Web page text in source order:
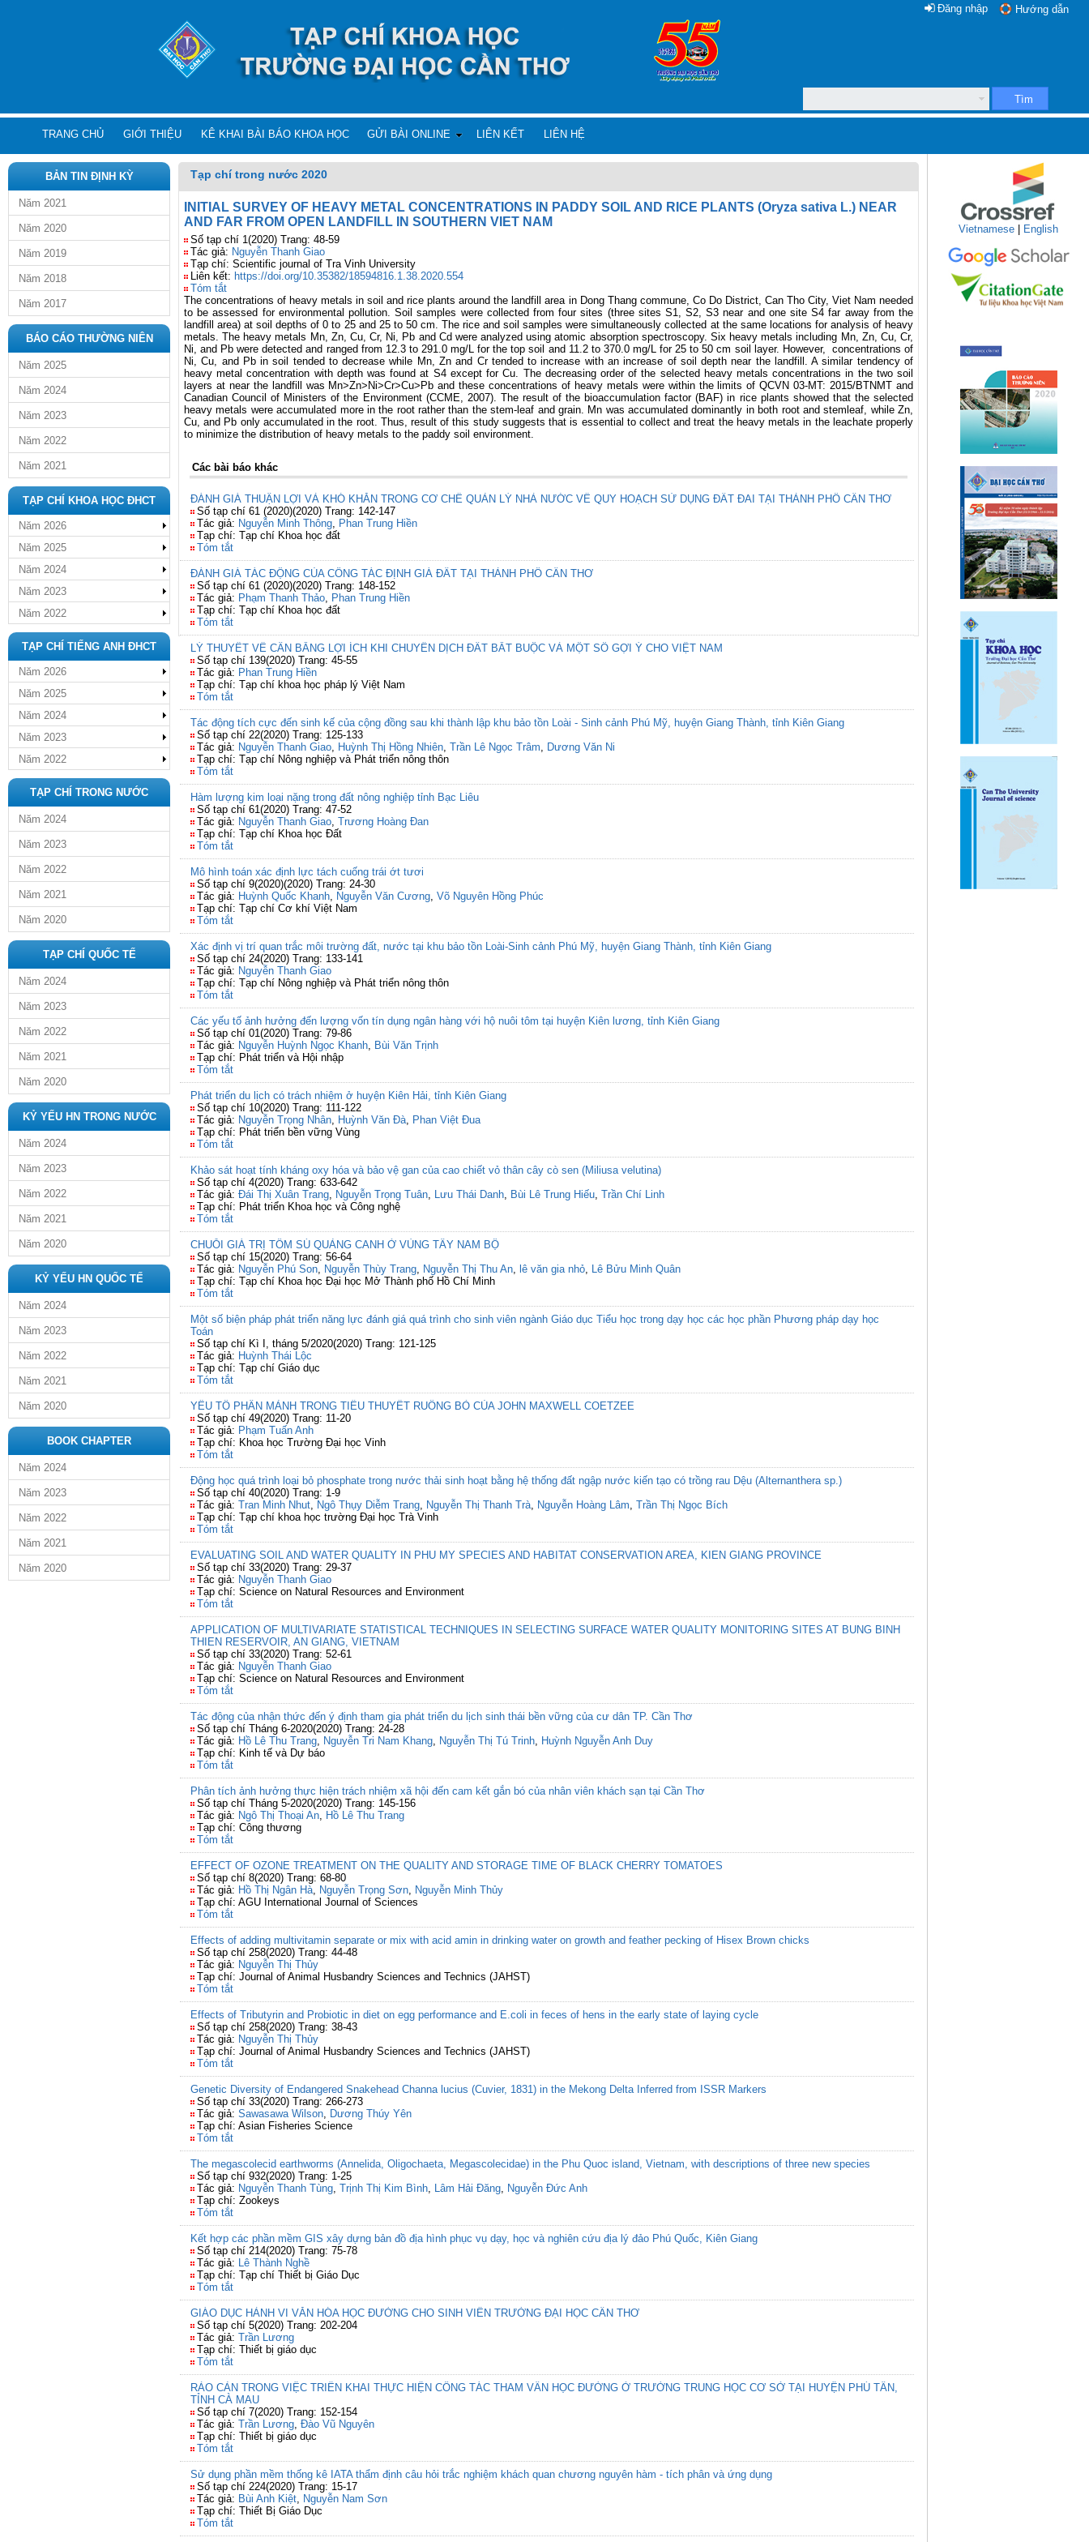
Hướng dẫn
Đăng nhập
Tìm
TRANG CHỦ GIỚI THIỆU KÊ KHAI BÀI BÁO KHOA HỌC GỬI BÀI ONLINE LIÊN KẾT LIÊN HỆ
BẢN TIN ĐỊNH KỲ
Năm 2021
Năm 2020
Năm 2019
Năm 2018
Năm 2017
BÁO CÁO THƯỜNG NIÊN
Năm 2025
Năm 2024
Năm 2023
Năm 2022
Năm 2021
TẠP CHÍ KHOA HỌC ĐHCT
Năm 2026
Năm 2025
Năm 2024
Năm 2023
Năm 2022
TẠP CHÍ TIẾNG ANH ĐHCT
Năm 2026
Năm 2025
Năm 2024
Năm 2023
Năm 2022
TẠP CHÍ TRONG NƯỚC
Năm 2024
Năm 2023
Năm 2022
Năm 2021
Năm 2020
TẠP CHÍ QUỐC TẾ
Năm 2024
Năm 2023
Năm 2022
Năm 2021
Năm 2020
KỶ YẾU HN TRONG NƯỚC
Năm 2024
Năm 2023
Năm 2022
Năm 2021
Năm 2020
KỶ YẾU HN QUỐC TẾ
Năm 2024
Năm 2023
Năm 2022
Năm 2021
Năm 2020
BOOK CHAPTER
Năm 2024
Năm 2023
Năm 2022
Năm 2021
Năm 2020
Tạp chí trong nước 2020
INITIAL SURVEY OF HEAVY METAL CONCENTRATIONS IN PADDY SOIL AND RICE PLANTS (Oryza sativa L.) NEAR
AND FAR FROM OPEN LANDFILL IN SOUTHERN VIET NAM
Số tạp chí 1(2020) Trang: 48-59
Tác giả: Nguyễn Thanh Giao
Tạp chí: Scientific journal of Tra Vinh University
Liên kết: https://doi.org/10.35382/18594816.1.38.2020.554
Tóm tắt
The concentrations of heavy metals in soil and rice plants around the landfill area in Dong Thang commune, Co Do District, Can Tho City, Viet Nam needed
to be assessed for environmental pollution. Soil samples were collected from four sites (three sites S1, S2, S3 near and one site S4 far away from the
landfill area) at soil depths of 0 to 25 and 25 to 50 cm. The rice and soil samples were simultaneously collected at the same locations for analysis of heavy
metals. The heavy metals Mn, Zn, Cu, Cr, Ni, Pb and Cd were analyzed using atomic absorption spectroscopy. Six heavy metals including Mn, Zn, Cu, Cr,
Ni, and Pb were detected and ranged from 12.3 to 291.0 mg/L for the top soil and 11.2 to 370.0 mg/L for 25 to 50 cm soil layer. However, concentrations of
Ni, Cu, and Pb in soil tended to decrease while Mn, Zn and Cr tended to increase with an increase of soil depth near the landfill. A similar tendency of
heavy metal concentration with depth was found at S4 except for Cu. The decreasing order of the selected heavy metals concentrations in the two soil
layers at near the landfill was Mn>Zn>Ni>Cr>Cu>Pb and these concentrations of heavy metals were within the limits of QCVN 03-MT: 2015/BTNMT and
Canadian Council of Ministers of the Environment (CCME, 2007). The result of the bioaccumulation factor (BAF) in rice plants showed that the selected
heavy metals were accumulated more in the root rather than the stem-leaf and grain. Mn was accumulated dominantly in both root and stemleaf, while Zn,
Cu, and Pb only accumulated in the root. Thus, result of this study suggests that is essential to collect and treat the heavy metals in the leachate properly
to minimize the distribution of heavy metals to the paddy soil environment.
Các bài báo khác
ĐÁNH GIÁ THUẬN LỢI VÀ KHÓ KHĂN TRONG CƠ CHẾ QUẢN LÝ NHÀ NƯỚC VỀ QUY HOẠCH SỬ DỤNG ĐẤT ĐAI TẠI THÀNH PHỐ CẦN THƠ
Số tạp chí 61 (2020)(2020) Trang: 142-147
Tác giả: Nguyễn Minh Thông, Phan Trung Hiền
Tạp chí: Tạp chí Khoa học đất
Tóm tắt
ĐÁNH GIÁ TÁC ĐỘNG CỦA CÔNG TÁC ĐỊNH GIÁ ĐẤT TẠI THÀNH PHỐ CẦN THƠ
Số tạp chí 61 (2020)(2020) Trang: 148-152
Tác giả: Phạm Thanh Thảo, Phan Trung Hiền
Tạp chí: Tạp chí Khoa học đất
Tóm tắt
LÝ THUYẾT VỀ CÂN BẰNG LỢI ÍCH KHI CHUYỂN DỊCH ĐẤT BẮT BUỘC VÀ MỘT SỐ GỢI Ý CHO VIỆT NAM
Số tạp chí 139(2020) Trang: 45-55
Tác giả: Phan Trung Hiền
Tạp chí: Tạp chí khoa học pháp lý Việt Nam
Tóm tắt
Tác động tích cực đến sinh kế của cộng đồng sau khi thành lập khu bảo tồn Loài - Sinh cảnh Phú Mỹ, huyện Giang Thành, tỉnh Kiên Giang
Số tạp chí 22(2020) Trang: 125-133
Tác giả: Nguyễn Thanh Giao, Huỳnh Thị Hồng Nhiên, Trần Lê Ngọc Trâm, Dương Văn Ni
Tạp chí: Tạp chí Nông nghiệp và Phát triển nông thôn
Tóm tắt
Hàm lượng kim loại nặng trong đất nông nghiệp tỉnh Bạc Liêu
Số tạp chí 61(2020) Trang: 47-52
Tác giả: Nguyễn Thanh Giao, Trương Hoàng Đan
Tạp chí: Tạp chí Khoa học Đất
Tóm tắt
Mô hình toán xác định lực tách cuống trái ớt tươi
Số tạp chí 9(2020)(2020) Trang: 24-30
Tác giả: Huỳnh Quốc Khanh, Nguyễn Văn Cương, Võ Nguyên Hồng Phúc
Tạp chí: Tạp chí Cơ khí Việt Nam
Tóm tắt
Xác định vị trí quan trắc môi trường đất, nước tại khu bảo tồn Loài-Sinh cảnh Phú Mỹ, huyện Giang Thành, tỉnh Kiên Giang
Số tạp chí 24(2020) Trang: 133-141
Tác giả: Nguyễn Thanh Giao
Tạp chí: Tạp chí Nông nghiệp và Phát triển nông thôn
Tóm tắt
Các yếu tố ảnh hưởng đến lượng vốn tín dụng ngân hàng với hộ nuôi tôm tại huyện Kiên lương, tỉnh Kiên Giang
Số tạp chí 01(2020) Trang: 79-86
Tác giả: Nguyễn Huỳnh Ngọc Khanh, Bùi Văn Trịnh
Tạp chí: Phát triển và Hội nhập
Tóm tắt
Phát triển du lịch có trách nhiệm ở huyện Kiên Hải, tỉnh Kiên Giang
Số tạp chí 10(2020) Trang: 111-122
Tác giả: Nguyễn Trọng Nhân, Huỳnh Văn Đà, Phan Việt Đua
Tạp chí: Phát triển bền vững Vùng
Tóm tắt
Khảo sát hoạt tính kháng oxy hóa và bảo vệ gan của cao chiết vỏ thân cây cò sen (Miliusa velutina)
Số tạp chí 4(2020) Trang: 633-642
Tác giả: Đái Thị Xuân Trang, Nguyễn Trọng Tuân, Lưu Thái Danh, Bùi Lê Trung Hiếu, Trần Chí Linh
Tạp chí: Phát triển Khoa học và Công nghệ
Tóm tắt
CHUỖI GIÁ TRỊ TÔM SÚ QUẢNG CANH Ở VÙNG TÂY NAM BỘ
Số tạp chí 15(2020) Trang: 56-64
Tác giả: Nguyễn Phú Son, Nguyễn Thùy Trang, Nguyễn Thị Thu An, lê văn gia nhỏ, Lê Bửu Minh Quân
Tạp chí: Tạp chí Khoa học Đại học Mở Thành phố Hồ Chí Minh
Tóm tắt
Một số biện pháp phát triển năng lực đánh giá quá trình cho sinh viên ngành Giáo dục Tiểu học trong dạy học các học phần Phương pháp dạy học
Toán
Số tạp chí Kì I, tháng 5/2020(2020) Trang: 121-125
Tác giả: Huỳnh Thái Lộc
Tạp chí: Tạp chí Giáo dục
Tóm tắt
YẾU TỐ PHÂN MẢNH TRONG TIỂU THUYẾT RUỒNG BỎ CỦA JOHN MAXWELL COETZEE
Số tạp chí 49(2020) Trang: 11-20
Tác giả: Phạm Tuấn Anh
Tạp chí: Khoa học Trường Đại học Vinh
Tóm tắt
Động học quá trình loại bỏ phosphate trong nước thải sinh hoạt bằng hệ thống đất ngập nước kiến tạo có trồng rau Dệu (Alternanthera sp.)
Số tạp chí 40(2020) Trang: 1-9
Tác giả: Tran Minh Nhut, Ngô Thụy Diễm Trang, Nguyễn Thị Thanh Trà, Nguyễn Hoàng Lâm, Trần Thị Ngọc Bích
Tạp chí: Tạp chí khoa học trường Đại học Trà Vinh
Tóm tắt
EVALUATING SOIL AND WATER QUALITY IN PHU MY SPECIES AND HABITAT CONSERVATION AREA, KIEN GIANG PROVINCE
Số tạp chí 33(2020) Trang: 29-37
Tác giả: Nguyễn Thanh Giao
Tạp chí: Science on Natural Resources and Environment
Tóm tắt
APPLICATION OF MULTIVARIATE STATISTICAL TECHNIQUES IN SELECTING SURFACE WATER QUALITY MONITORING SITES AT BUNG BINH
THIEN RESERVOIR, AN GIANG, VIETNAM
Số tạp chí 33(2020) Trang: 52-61
Tác giả: Nguyễn Thanh Giao
Tạp chí: Science on Natural Resources and Environment
Tóm tắt
Tác động của nhận thức đến ý định tham gia phát triển du lịch sinh thái bền vững của cư dân TP. Cần Thơ
Số tạp chí Tháng 6-2020(2020) Trang: 24-28
Tác giả: Hồ Lê Thu Trang, Nguyễn Tri Nam Khang, Nguyễn Thị Tú Trinh, Huỳnh Nguyễn Anh Duy
Tạp chí: Kinh tế và Dự báo
Tóm tắt
Phân tích ảnh hưởng thực hiện trách nhiệm xã hội đến cam kết gắn bó của nhân viên khách sạn tại Cần Thơ
Số tạp chí Tháng 5-2020(2020) Trang: 145-156
Tác giả: Ngô Thị Thoại An, Hồ Lê Thu Trang
Tạp chí: Công thương
Tóm tắt
EFFECT OF OZONE TREATMENT ON THE QUALITY AND STORAGE TIME OF BLACK CHERRY TOMATOES
Số tạp chí 8(2020) Trang: 68-80
Tác giả: Hồ Thị Ngân Hà, Nguyễn Trọng Sơn, Nguyễn Minh Thủy
Tạp chí: AGU International Journal of Sciences
Tóm tắt
Effects of adding multivitamin separate or mix with acid amin in drinking water on growth and feather pecking of Hisex Brown chicks
Số tạp chí 258(2020) Trang: 44-48
Tác giả: Nguyễn Thị Thủy
Tạp chí: Journal of Animal Husbandry Sciences and Technics (JAHST)
Tóm tắt
Effects of Tributyrin and Probiotic in diet on egg performance and E.coli in feces of hens in the early state of laying cycle
Số tạp chí 258(2020) Trang: 38-43
Tác giả: Nguyễn Thị Thủy
Tạp chí: Journal of Animal Husbandry Sciences and Technics (JAHST)
Tóm tắt
Genetic Diversity of Endangered Snakehead Channa lucius (Cuvier, 1831) in the Mekong Delta Inferred from ISSR Markers
Số tạp chí 33(2020) Trang: 266-273
Tác giả: Sawasawa Wilson, Dương Thúy Yên
Tạp chí: Asian Fisheries Science
Tóm tắt
The megascolecid earthworms (Annelida, Oligochaeta, Megascolecidae) in the Phu Quoc island, Vietnam, with descriptions of three new species
Số tạp chí 932(2020) Trang: 1-25
Tác giả: Nguyễn Thanh Tùng, Trịnh Thị Kim Bình, Lâm Hải Đăng, Nguyễn Đức Anh
Tạp chí: Zookeys
Tóm tắt
Kết hợp các phần mềm GIS xây dựng bản đồ địa hình phục vụ dạy, học và nghiên cứu địa lý đảo Phú Quốc, Kiên Giang
Số tạp chí 214(2020) Trang: 75-78
Tác giả: Lê Thành Nghề
Tạp chí: Tạp chí Thiết bị Giáo Dục
Tóm tắt
GIÁO DỤC HÀNH VI VĂN HÓA HỌC ĐƯỜNG CHO SINH VIÊN TRƯỜNG ĐẠI HỌC CẦN THƠ
Số tạp chí 5(2020) Trang: 202-204
Tác giả: Trần Lương
Tạp chí: Thiết bị giáo dục
Tóm tắt
RÀO CẢN TRONG VIỆC TRIỂN KHAI THỰC HIỆN CÔNG TÁC THAM VẤN HỌC ĐƯỜNG Ở TRƯỜNG TRUNG HỌC CƠ SỞ TẠI HUYỆN PHÚ TÂN,
TỈNH CÀ MAU
Số tạp chí 7(2020) Trang: 152-154
Tác giả: Trần Lương, Đào Vũ Nguyên
Tạp chí: Thiết bị giáo dục
Tóm tắt
Sử dụng phần mềm thống kê IATA thẩm định câu hỏi trắc nghiệm khách quan chương nguyên hàm - tích phân và ứng dụng
Số tạp chí 224(2020) Trang: 15-17
Tác giả: Bùi Anh Kiệt, Nguyễn Nam Sơn
Tạp chí: Thiết Bị Giáo Dục
Tóm tắt
Vietnamese English